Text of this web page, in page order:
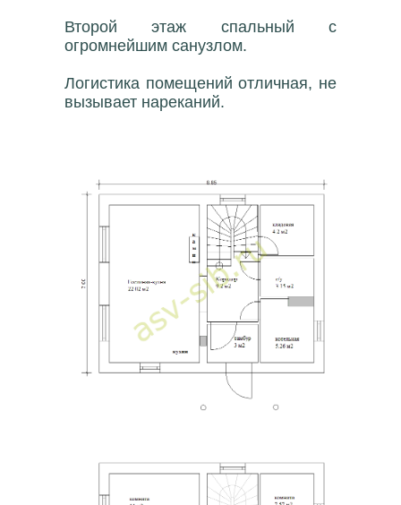
Второй этаж спальный с
огромнейшим санузлом.
Логистика помещений отличная, не
вызывает нареканий.